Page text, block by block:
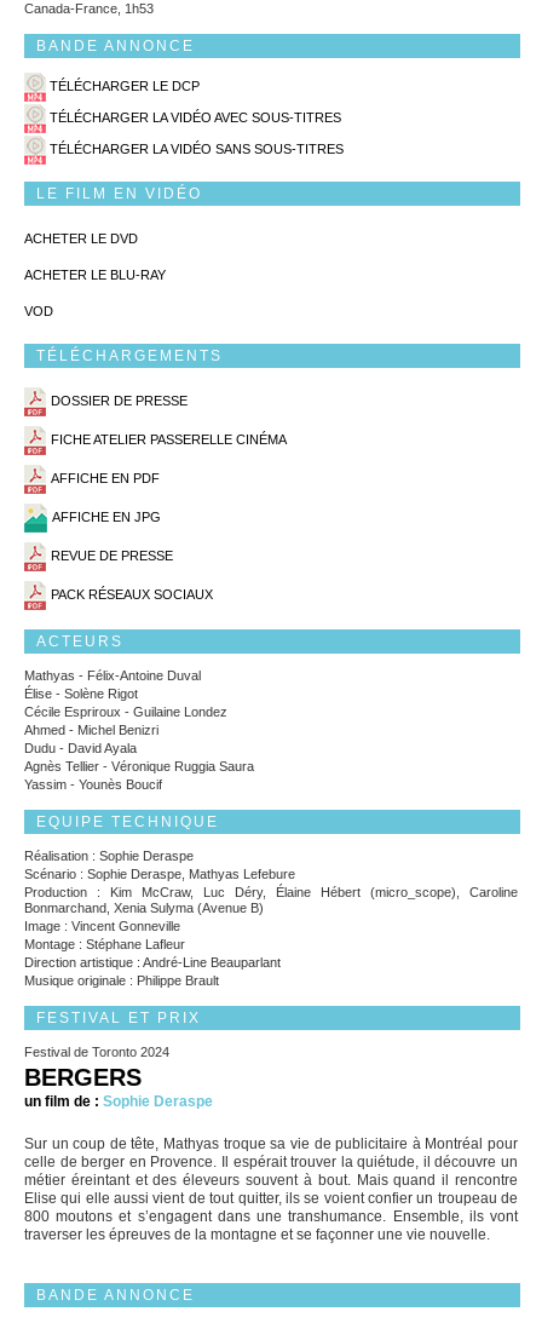
Canada-France, 1h53
BANDE ANNONCE
TÉLÉCHARGER LE DCP
TÉLÉCHARGER LA VIDÉO AVEC SOUS-TITRES
TÉLÉCHARGER LA VIDÉO SANS SOUS-TITRES
LE FILM EN VIDÉO
ACHETER LE DVD
ACHETER LE BLU-RAY
VOD
TÉLÉCHARGEMENTS
DOSSIER DE PRESSE
FICHE ATELIER PASSERELLE CINÉMA
AFFICHE EN PDF
AFFICHE EN JPG
REVUE DE PRESSE
PACK RÉSEAUX SOCIAUX
ACTEURS
Mathyas - Félix-Antoine Duval
Élise - Solène Rigot
Cécile Espriroux - Guilaine Londez
Ahmed - Michel Benizri
Dudu - David Ayala
Agnès Tellier - Véronique Ruggia Saura
Yassim - Younès Boucif
EQUIPE TECHNIQUE
Réalisation : Sophie Deraspe
Scénario : Sophie Deraspe, Mathyas Lefebure
Production : Kim McCraw, Luc Déry, Élaine Hébert (micro_scope), Caroline
Bonmarchand, Xenia Sulyma (Avenue B)
Image : Vincent Gonneville
Montage : Stéphane Lafleur
Direction artistique : André-Line Beauparlant
Musique originale : Philippe Brault
FESTIVAL ET PRIX
Festival de Toronto 2024
BERGERS
un film de : Sophie Deraspe
Sur un coup de tête, Mathyas troque sa vie de publicitaire à Montréal pour
celle de berger en Provence. Il espérait trouver la quiétude, il découvre un
métier éreintant et des éleveurs souvent à bout. Mais quand il rencontre
Elise qui elle aussi vient de tout quitter, ils se voient confier un troupeau de
800 moutons et s’engagent dans une transhumance. Ensemble, ils vont
traverser les épreuves de la montagne et se façonner une vie nouvelle.
BANDE ANNONCE